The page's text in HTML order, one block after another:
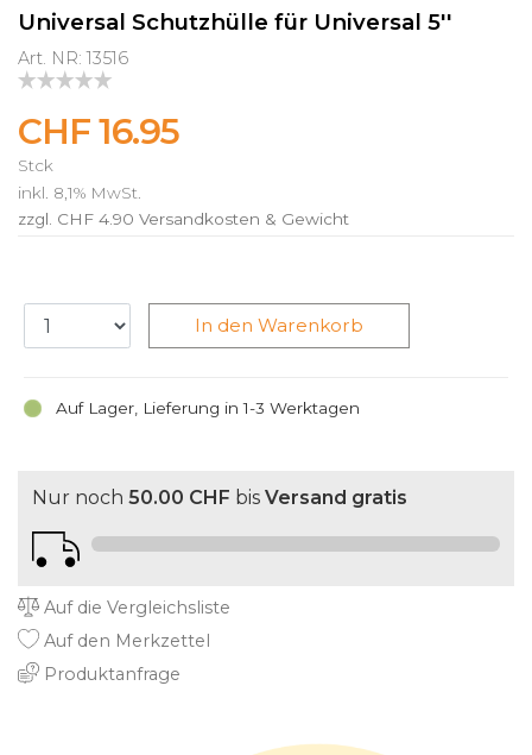
Universal Schutzhülle für Universal 5''
Art. NR: 13516
CHF 16.95
Stck
inkl. 8,1% MwSt.
zzgl. CHF 4.90 Versandkosten & Gewicht
Auf Lager, Lieferung in 1-3 Werktagen
In den Warenkorb
Nur noch 50.00 CHF bis Versand gratis
Auf die Vergleichsliste
Auf den Merkzettel
Produktanfrage